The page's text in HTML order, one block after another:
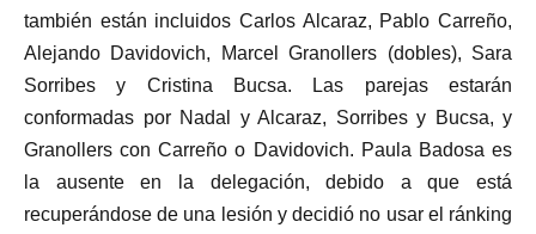
también están incluidos Carlos Alcaraz, Pablo Carreño,
Alejando Davidovich, Marcel Granollers (dobles), Sara
Sorribes y Cristina Bucsa. Las parejas estarán
conformadas por Nadal y Alcaraz, Sorribes y Bucsa, y
Granollers con Carreño o Davidovich. Paula Badosa es
la ausente en la delegación, debido a que está
recuperándose de una lesión y decidió no usar el ránking